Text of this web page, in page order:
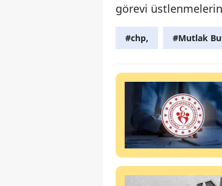
görevi
#chp, #Mutlak